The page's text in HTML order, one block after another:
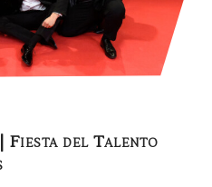
Fiesta del Talento